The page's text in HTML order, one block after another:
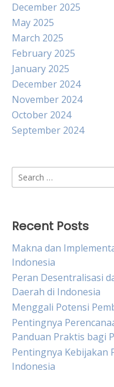
December 2025
May 2025
March 2025
February 2025
January 2025
December 2024
November 2024
October 2024
September 2024
Search
for:
Recent Posts
Makna dan
Indonesia
Peran Desentralisasi
Daerah di Indonesia
Menggali Potensi
Pentingnya
Panduan Praktis bagi
Pentingnya Kebijakan
Indonesia